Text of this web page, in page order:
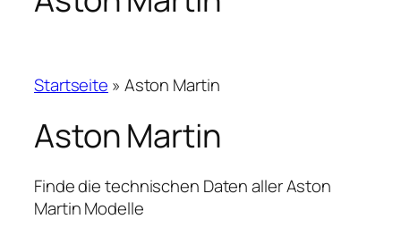
Startseite » Aston Martin
Aston Martin
Finde die technischen Daten aller Aston
Martin Modelle